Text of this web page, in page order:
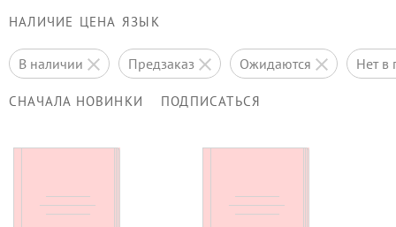
НАЛИЧИЕ ЦЕНА ЯЗЫК
в наличии предзаказ ожидаются нет
СНАЧАЛА НОВИНКИ ПОДПИСАТЬСЯ